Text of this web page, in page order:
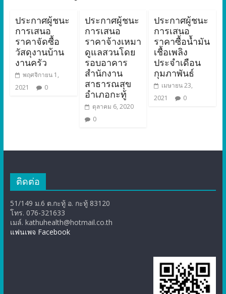
ประกาศผู้ชนะ
การเสนอ
ราคาจัดซื้อ
วัสดุงานบ้าน
งานครัว
พฤศจิกายน 1,
2021
0
ประกาศผู้ชนะ
การเสนอ
ราคาจ้างเหมา
ดูแลสวนโดย
รอบอาคาร
สำนักงาน
สาธารณสุข
อำเภอกะทู้
ตุลาคม 6, 2020
0
ประกาศผู้ชนะ
การเสนอ
ราคาซื้อน้ำมัน
เชื้อเพลิง
ประจำเดือน
กุมภาพันธ์
เมษายน 23,
2021
0
ติดต่อ
51/149 ม.6 ต.กะทู้ อ. กะทู้ 83120
โทร. 076-321633
เมล์. kathuhealth@hotmail.co.th
แฟนเพจ Facebook